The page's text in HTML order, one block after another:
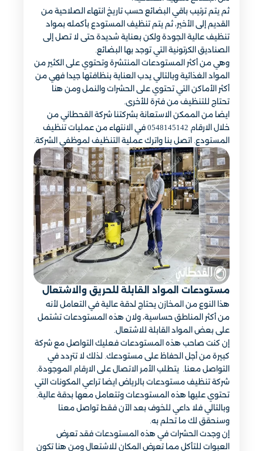
ثم يتم ترتيب باقي البضائع حسب تاريخ انتهاء الصلاحية من
القديم إلى الأخير، ثم يتم تنظيف المستودع بأكمله بمواد
تنظيف عالية الجودة ولكن بعناية شديدة حتى لا تصل إلى
الصناديق الكرتونية التي توجد بها البضائع.
وهي من أكثر المستودعات المنتشرة وتحتوي على الكثير من
المواد الغذائية وبالتالي يدب العناية بنظافتها جيدا فهي من
أكثر الأماكن التي تحتوي على الحشرات والنمل ومن هنا
تحتاج للتنظيف من فترة للأخرى.
ايضا من الممكن الاستعانة بشركتنا شركة القحطاني من
خلال الارقام 0548145142 في الانتهاء من عمليات تنظيف
المستودع. اتصل بنا واترك عملية التنظيف لموظفي الشركة.
مستودعات المواد القابلة للحريق والاشتعال
هذا النوع من المخازن يحتاج لدقة عالية في التعامل لأنه
من أكثر المناطق حساسية، ولان هذه المستودعات تشتمل
على بعض المواد القابلة للاشتعال.
إن كنت صاحب هذه المستودعات فعليك التواصل مع شركة
كبيرة من أجل الحفاظ على مستودعك. لذلك لا تتردد في
التواصل معنا. يتطلب الأمر الاتصال على الارقام الموجودة.
شركة تنظيف مستودعات بالرياض ايضا تراعي المكونات التي
تحتوي عليها هذه المستودعات وتتعامل معها بدقة عالية.
وبالتالي فلا داعي للخوف بعد الآن فقط تواصل معنا
وسنحقق لك ما تحلم به.
إن وجدت الحشرات في هذه المستودعات فقد تعرض
العبوات للتأكل مما تعرض المكان للاشتعال ومن هنا تكون